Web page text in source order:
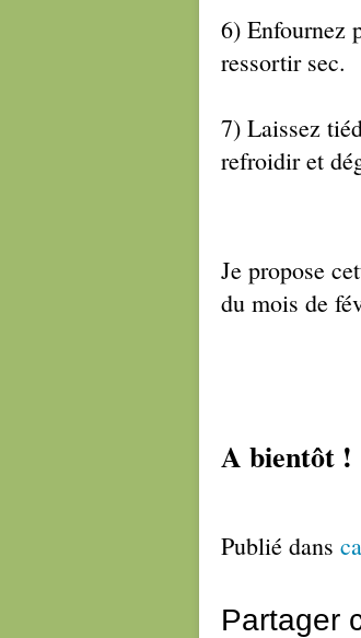
6) Enfournez
ressortir sec.
7) Laissez
refroidir et
Je propose
du mois de
A bientôt !
Publié dans
Partager